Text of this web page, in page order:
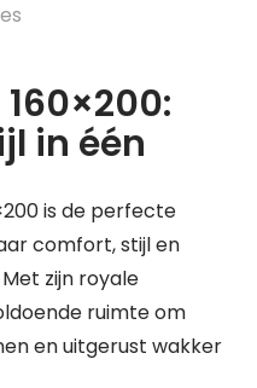
in één
is de perfecte
comfort, stijl en
zijn royale
ruimte om
en uitgerust wakker